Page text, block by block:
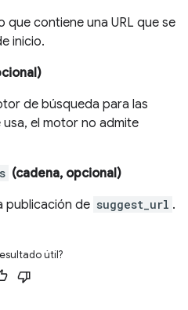
que contiene una URL que se
inicio.
de búsqueda para las
usa, el motor no admite
(cadena, opcional)
publicación de suggest_url .
útil?